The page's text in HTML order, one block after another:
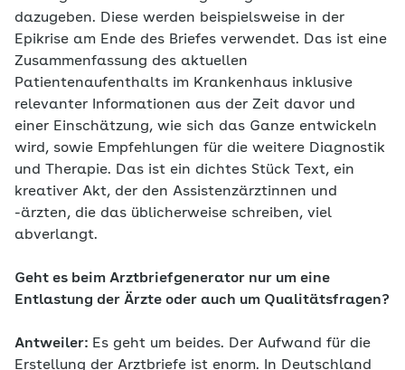
dazugeben. Diese werden beispielsweise in der
Epikrise am Ende des Briefes verwendet. Das ist eine
Zusammenfassung des aktuellen
Patientenaufenthalts im Krankenhaus inklusive
relevanter Informationen aus der Zeit davor und
einer Einschätzung, wie sich das Ganze entwickeln
wird, sowie Empfehlungen für die weitere Diagnostik
und Therapie. Das ist ein dichtes Stück Text, ein
kreativer Akt, der den Assistenzärztinnen und
-ärzten, die das üblicherweise schreiben, viel
abverlangt.
Geht es beim Arztbriefgenerator nur um eine
Entlastung der Ärzte oder auch um Qualitätsfragen?
Antweiler: Es geht um beides. Der Aufwand für die
Erstellung der Arztbriefe ist enorm. In Deutschland